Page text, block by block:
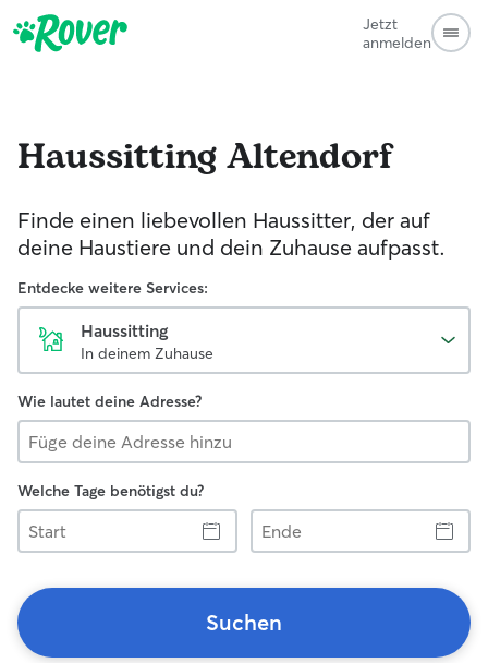
Jetzt
anmelden
HaussittingAltendorf
Finde einen liebevollen Haussitter, der auf
deine Haustiere und dein Zuhause aufpasst.
Entdecke weitere Services:
Haussitting
In deinem Zuhause
Wie lautet deine Adresse?
Welche Tage benötigst du?
Start
Ende
Suchen